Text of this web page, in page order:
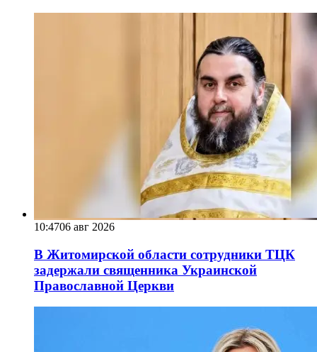
10:4706 авг 2026
В Житомирской области сотрудники ТЦК
задержали священника Украинской
Православной Церкви